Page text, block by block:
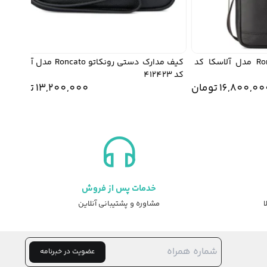
کیف دوشی رونکاتو Roncato مدل آلاسکا کد
تومان
کیف مدارک دستی رونکاتو Roncato مدل آلاسکا
کد 412423
13,200,000تومان
خدمات پس از فروش
مشاوره و پشتیبانی آنلاین
عضویت در خبرنامه